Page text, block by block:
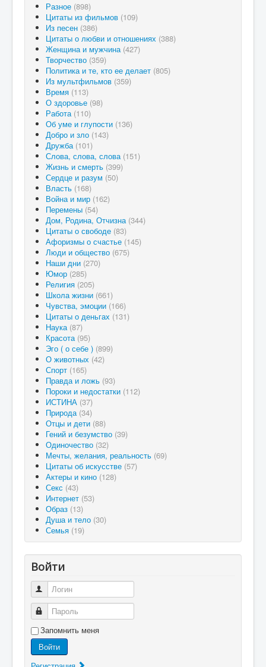
Разное (898)
Цитаты из фильмов (109)
Из песен (386)
Цитаты о любви и отношениях (388)
Женщина и мужчина (427)
Творчество (359)
Политика и те, кто ее делает (805)
Из мультфильмов (359)
Время (113)
О здоровье (98)
Работа (110)
Об уме и глупости (136)
Добро и зло (143)
Дружба (101)
Слова, слова, слова (151)
Жизнь и смерть (399)
Сердце и разум (50)
Власть (168)
Война и мир (162)
Перемены (54)
Дом, Родина, Отчизна (344)
Цитаты о свободе (83)
Афоризмы о счастье (145)
Люди и общество (675)
Наши дни (270)
Юмор (285)
Религия (205)
Школа жизни (661)
Чувства, эмоции (166)
Цитаты о деньгах (131)
Наука (87)
Красота (95)
Эго ( о себе ) (899)
О животных (42)
Спорт (165)
Правда и ложь (93)
Пороки и недостатки (112)
ИСТИНА (37)
Природа (34)
Отцы и дети (88)
Гений и безумство (39)
Одиночество (32)
Мечты, желания, реальность (69)
Цитаты об искусстве (57)
Актеры и кино (128)
Секс (43)
Интернет (53)
Образ (13)
Душа и тело (30)
Семья (19)
Войти
Логин
Пароль
Запомнить меня
Войти